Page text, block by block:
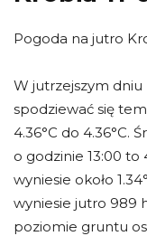
Pogoda na jutro
W jutrzejszym
spodziewać się
4.36°C do 4.36°C.
o godzinie 13:00 to
wyniesie około
wyniesie jutro 989
poziomie gruntu